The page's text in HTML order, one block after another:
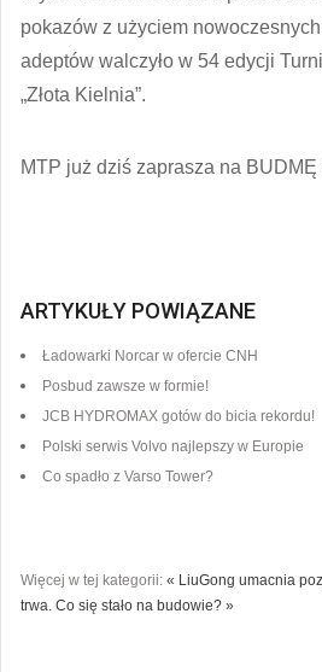
pokazów z użyciem
adeptów walczyło w 54 edycji
„Złota Kielnia”.
MTP już dziś zaprasza na BUDMĘ
ARTYKUŁY POWIĄZANE
Ładowarki Norcar w ofercie CNH
Posbud zawsze w formie!
JCB HYDROMAX gotów do bicia rekordu!
Polski serwis Volvo najlepszy w Europie
Co spadło z Varso Tower?
Więcej w tej kategorii: « LiuGong umacnia
trwa. Co się stało na budowie? »